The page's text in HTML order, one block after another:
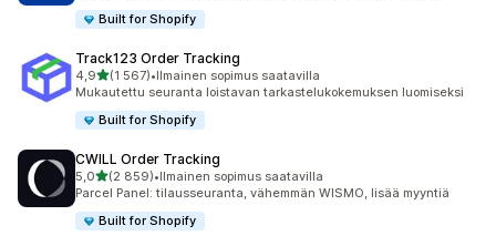
Built for Shopify
Track123 Order Tracking
4,9/ 5 tähteä
(1 567)
1567 arvostelua yhteensä
•Ilmainen sopimus saatavilla
Mukautettu seuranta loistavan tarkastelukokemuksen luomiseksi
Built for Shopify
CWILL Order Tracking
5,0/ 5 tähteä
(2 859)
2859 arvostelua yhteensä
•Ilmainen sopimus saatavilla
Parcel Panel: tilausseuranta, vähemmän WISMO, lisää myyntiä
Built for Shopify